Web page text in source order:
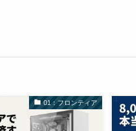
01：フロンティア